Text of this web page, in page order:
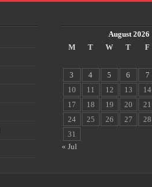
August 2026
M
T W T F
3
4 5 6 7
10
11 12 13 14
17
18 19 20 21
24
25 26 27 28
31
« Jul